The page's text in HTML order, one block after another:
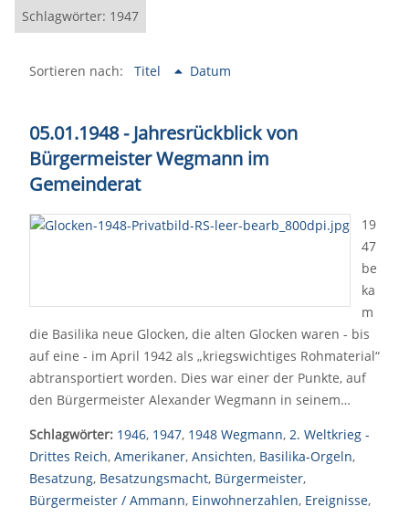
Schlagwörter: 1947
Sortieren nach: Titel Datum
05.01.1948 - Jahresrückblick von
Bürgermeister Wegmann im
Gemeinderat
19
47
be
ka
m
die Basilika neue Glocken, die alten Glocken waren - bis
auf eine - im April 1942 als „kriegswichtiges Rohmaterial“
abtransportiert worden. Dies war einer der Punkte, auf
den Bürgermeister Alexander Wegmann in seinem…
Schlagwörter: 1946, 1947, 1948 Wegmann, 2. Weltkrieg -
Drittes Reich, Amerikaner, Ansichten, Basilika-Orgeln,
Besatzung, Besatzungsmacht, Bürgermeister,
Bürgermeister / Ammann, Einwohnerzahlen, Ereignisse,